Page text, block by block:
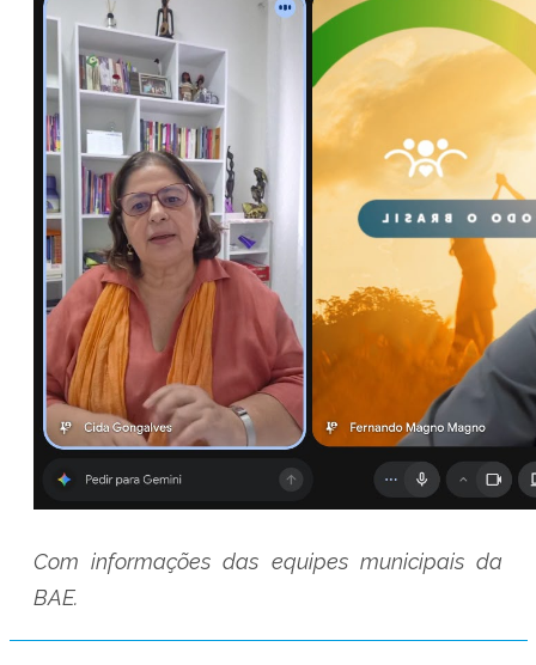
Com informações das equipes municipais da
BAE.